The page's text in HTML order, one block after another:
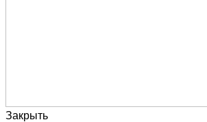
Закрыть